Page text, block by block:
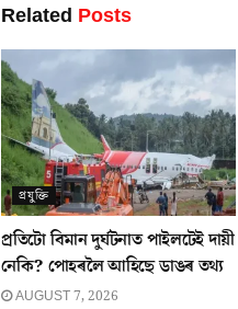
Related Posts
প্ৰযুক্তি
প্ৰতিটো বিমান দুৰ্ঘটনাত পাইলটেই দায়ী
নেকি? পোহৰলৈ আহিছে ডাঙৰ তথ্য
AUGUST 7, 2026